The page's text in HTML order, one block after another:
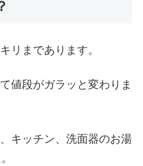
リまであります。
値段がガラッと変わりま
キッチン、洗面器のお湯